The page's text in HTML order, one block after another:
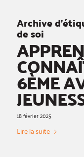
Archive
de soi
6ÈME
18 février 2025
Lire la suite